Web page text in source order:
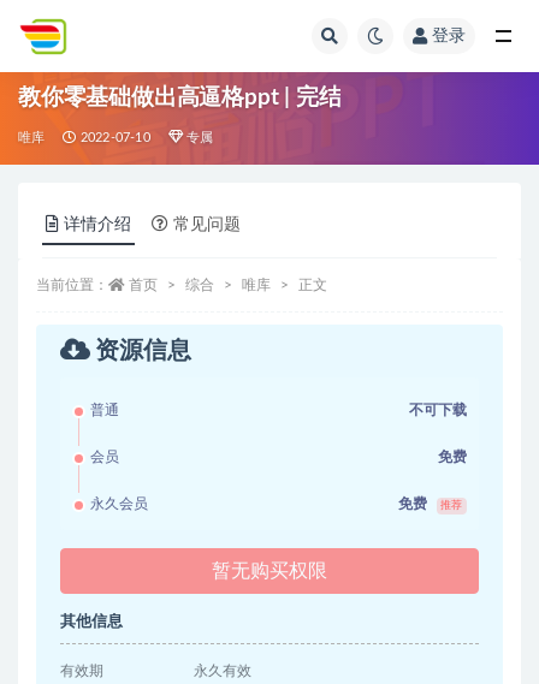
登录
教你零基础做出高逼格ppt | 完结
唯库 2022-07-10 专属
详情介绍 常见问题
当前位置： 首页 综合 唯库 正文
资源信息
普通 不可下载
会员 免费
永久会员 免费 推荐
暂无购买权限
其他信息
有效期 永久有效